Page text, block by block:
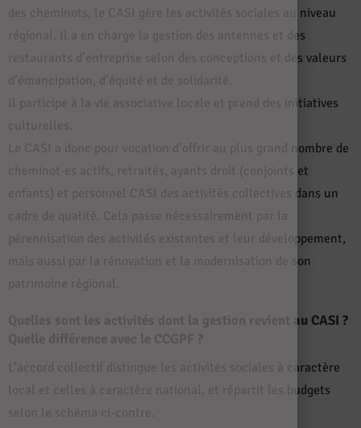
des cheminots, le CASI gère les activités sociales au niveau
régional. Il a en charge la gestion des antennes et des
restaurants d’entreprise selon des conceptions et des valeurs
Il participe à la vie associative locale et prend des initiatives
Le CASI a donc pour vocation d’offrir au plus grand nombre de
cheminot·es actifs, retraités, ayants droit (conjoints et
enfants) et personnel CASI des activités collectives dans un
pérennisation des activités existantes et leur développement,
mais aussi par la rénovation et la modernisation de son
Quelles sont les activités dont la gestion revient au CASI ?
L’accord collectif distingue les activités sociales à caractère
local et celles à caractère national, et répartit les budgets